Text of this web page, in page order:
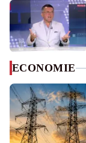
ECONOMIE